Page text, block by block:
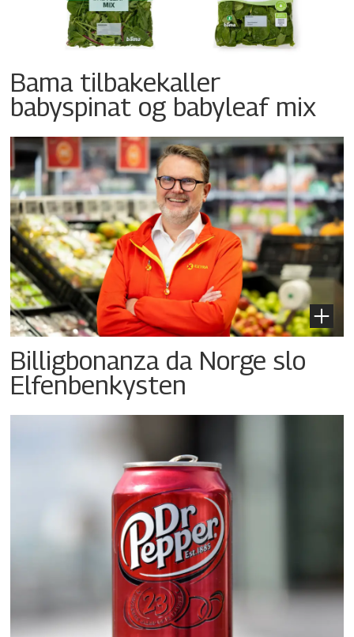
Bama tilbakekaller
babyspinat og babyleaf mix
Billigbonanza da Norge slo
Elfenbenkysten